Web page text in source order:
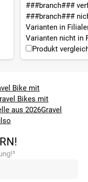
###branch###
###branch###
Varianten in
Varianten nicht in
Produkt
Bike mit
Bikes mit
aus 2026Gravel